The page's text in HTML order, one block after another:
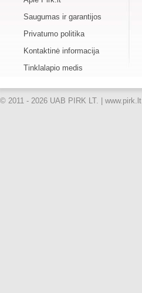
Saugumas ir garantijos
Privatumo politika
Kontaktinė informacija
Tinklalapio medis
© 2011 - 2026 UAB PIRK LT. | www.pirk.lt |